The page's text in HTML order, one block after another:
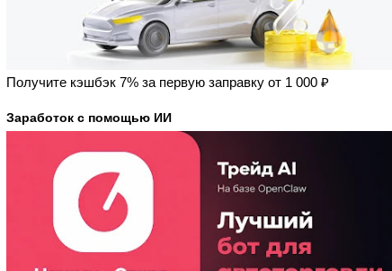
Получите кэшбэк 7% за первую заправку от 1 000 ₽
Заработок с помощью ИИ